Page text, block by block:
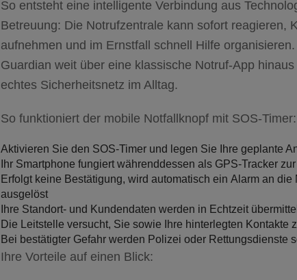
So entsteht eine intelligente Verbindung aus
Betreuung: Die Notrufzentrale kann sofort reagieren,
aufnehmen und im Ernstfall schnell Hilfe
Guardian weit über eine klassische Notruf-App
echtes Sicherheitsnetz im Alltag.
So funktioniert der mobile Notfallknopf mit SOS-Timer:
Aktivieren Sie den SOS-Timer und legen Sie Ihre geplante
Ihr Smartphone fungiert währenddessen als GPS-Tracker
Erfolgt keine Bestätigung, wird automatisch ein Alarm an die
ausgelöst
Ihre Standort- und Kundendaten werden in Echtzeit
Die Leitstelle versucht, Sie sowie Ihre hinterlegten Kontakte
Bei bestätigter Gefahr werden Polizei oder Rettungsdienste
Ihre Vorteile auf einen Blick: